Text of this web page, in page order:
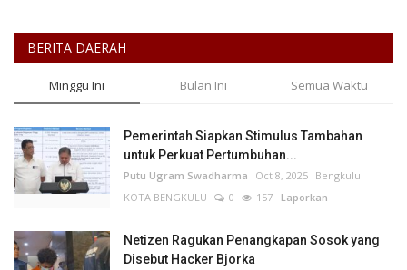
BERITA DAERAH
Minggu Ini Bulan Ini Semua Waktu
Pemerintah Siapkan Stimulus Tambahan
untuk Perkuat Pertumbuhan...
Putu Ugram Swadharma Oct 8, 2025 Bengkulu
KOTA BENGKULU
0 157 Laporkan
Netizen Ragukan Penangkapan Sosok yang
Disebut Hacker Bjorka